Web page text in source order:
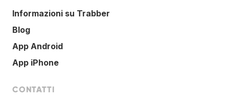
Informazioni su Trabber
Blog
App Android
App iPhone
CONTATTI